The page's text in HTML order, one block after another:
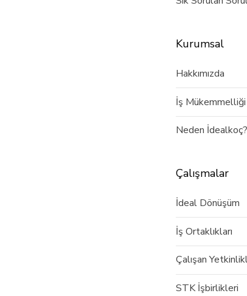
Kurumsal
Hakkımızda
İş
Neden İdealkoç?
Çalışmalar
İdeal Dönüşüm
İş Ortaklıkları
Çalışan
STK İşbirlikleri